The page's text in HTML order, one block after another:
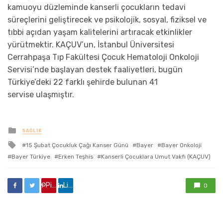
kamuoyu düzleminde kanserli çocukların tedavi
süreçlerini geliştirecek ve psikolojik, sosyal, fiziksel ve
tıbbi açıdan yaşam kalitelerini artıracak etkinlikler
yürütmektir. KAÇUV’un, İstanbul Üniversitesi
Cerrahpaşa Tıp Fakültesi Çocuk Hematoloji Onkoloji
Servisi’nde başlayan destek faaliyetleri, bugün
Türkiye’deki 22 farklı şehirde bulunan 41
servise ulaşmıştır.
yayınlanan
SAĞLIK
ile
etkilendi
15 Şubat Çocukluk Çağı Kanser Günü Bayer
Bayer Onkoloji
Bayer Türkiye
Erken Teşhis Kanserli Çocuklara Umut Vakfı (KAÇUV)
Pinterest'de paylaş Linkedin'de paylaş 0